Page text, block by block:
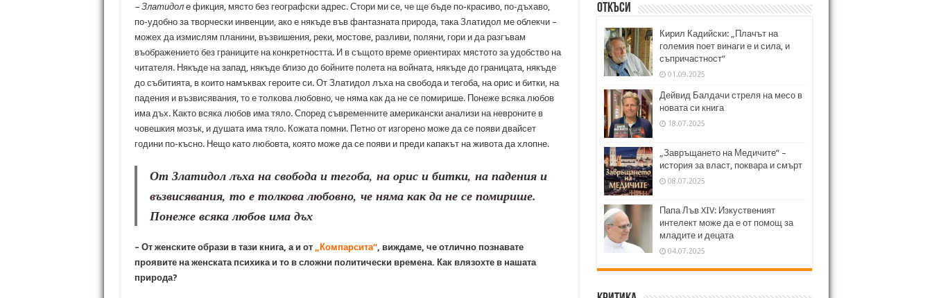
– Златидоле фикция, място без географски адрес. Стори ми се, че ще бъде по-красиво, по-дъхаво,
по-удобно за творчески инвенции, ако е някъде във фантазната природа, така Златидол ме облекчи –
можех да измислям планини, възвишения, реки, мостове, разливи, поляни, гори и да разгъвам
въображението без границите на конкретността. И в същото време ориентирах мястото за удобство на
читателя. Някъде на запад, някъде близо до бойните полета на войната, някъде до границата, някъде
до събитията, в които намъквах героите си. От Златидол лъха на свобода и тегоба, на орис и битки, на
падения и възвисявания, то е толкова любовно, че няма как да не се помирише. Понеже всяка любов
има дъх. Както всяка любов има тяло. Според съвременните американски анализи на невроните в
човешкия мозък, и душата има тяло. Кожата помни. Петно от изгорено може да се появи двайсет
години по-късно. Нещо като любовта, която може да се появи и преди капакът на живота да хлопне.
От Златидол лъха на свобода и тегоба, на орис и битки, на падения и
възвисявания, то е толкова любовно, че няма как да не се помирише.
Понеже всяка любов има дъх
– От женските образи в тази книга, а и от „Компарсита“, виждаме, че отлично познавате
проявите на женската психика и то в сложни политически времена. Как влязохте в нашата
природа?
Откъси
Кирил Кадийски: „Плачът на
големия поет винаги е и сила, и
съпричастност“
01.09.2025
Дейвид Балдачи стреля на месо в
новата си книга
18.07.2025
„Завръщането на Медичите“ –
история за власт, поквара и смърт
08.07.2025
Папа Лъв XIV: Изкуственият
интелект може да е от помощ за
младите и децата
04.07.2025